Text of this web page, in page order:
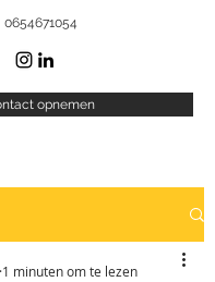
0654671054
opnemen
1 minuten om te lezen